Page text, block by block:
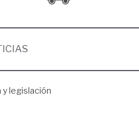
legislación